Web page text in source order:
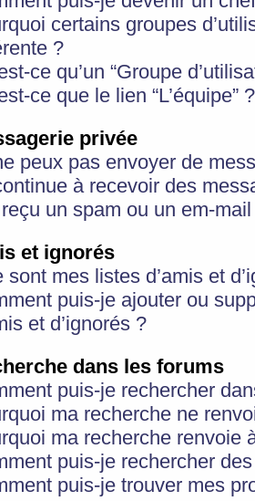
certains groupes
?
ce qu’un “Groupe
ce que le lien “L’équipe” ?
privée
peux pas envoyer de
à recevoir des
reçu un spam ou un em-
et ignorés
sont mes listes d’amis et
puis-je ajouter ou
et d’ignorés ?
dans les forums
puis-je rechercher
ma recherche ne
ma recherche renvoie
puis-je rechercher
puis-je trouver mes